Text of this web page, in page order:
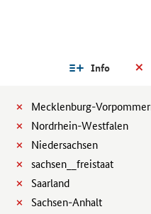
Info
Mecklenburg-
Nordrhein-Westfalen
Niedersachsen
sachsen__freistaat
Saarland
Sachsen-Anhalt